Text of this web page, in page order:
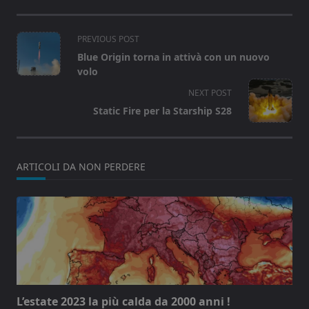
<span
class="nav-
subtitle
text">Page</span>
PREVIOUS POST
Blue Origin torna in attivà con un nuovo
volo
NEXT POST
Static Fire per la Starship S28
ARTICOLI DA NON PERDERE
L’estate 2023 la più calda da 2000 anni !